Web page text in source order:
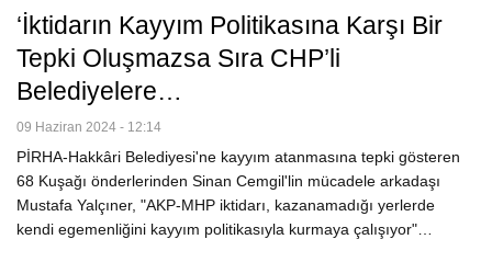
‘İktidarın Kayyım Politikasına Karşı Bir
Tepki Oluşmazsa Sıra CHP’li
Belediyelere…
09 Haziran 2024 - 12:14
PİRHA-Hakkâri Belediyesi'ne kayyım atanmasına tepki gösteren
68 Kuşağı önderlerinden Sinan Cemgil'lin mücadele arkadaşı
Mustafa Yalçıner, "AKP-MHP iktidarı, kazanamadığı yerlerde
kendi egemenliğini kayyım politikasıyla kurmaya çalışıyor"…